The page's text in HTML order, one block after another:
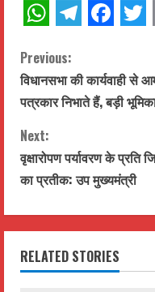
C
o
n
t
n
u
Previous:
विधानसभा की कार्यवाही
पत्रकार निभाते हैं, बड़ी
Next:
वृक्षारोपण पर्यावरण के प्रति
का प्रतीक: उप मुख्यमंत्री
RELATED STORIES